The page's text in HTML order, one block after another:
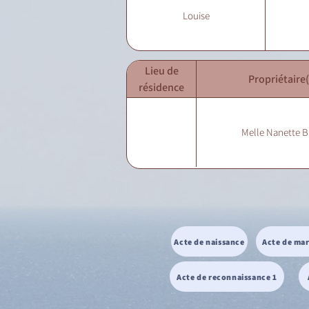
Louise
Lieu de
résidence
Melle Nanette
Acte de naissance Acte de
Acte de reconnaissance 1